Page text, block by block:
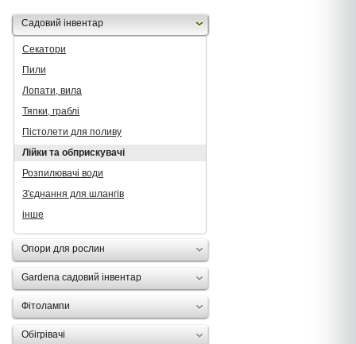
Садовий інвентар
Секатори
Пили
Лопати, вила
Тяпки, граблі
Пістолети для поливу
Лійки та обприскувачі
Розпилювачі води
З'єднання для шлангів
інше
Опори для рослин
Gardena садовий інвентар
Фітолампи
Oбігрівачі